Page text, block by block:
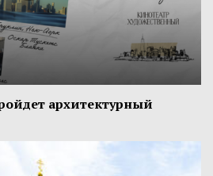
архитектурный